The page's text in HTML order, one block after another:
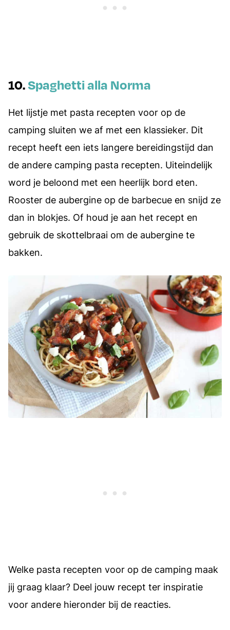
10.Spaghetti alla Norma
Het lijstje met pasta recepten voor op de
camping sluiten we af met een klassieker. Dit
recept heeft een iets langere bereidingstijd dan
de andere camping pasta recepten. Uiteindelijk
word je beloond met een heerlijk bord eten.
Rooster de aubergine op de barbecue en snijd ze
dan in blokjes. Of houd je aan het recept en
gebruik de skottelbraai om de aubergine te
bakken.
Welke pasta recepten voor op de camping maak
jij graag klaar? Deel jouw recept ter inspiratie
voor andere hieronder bij de reacties.